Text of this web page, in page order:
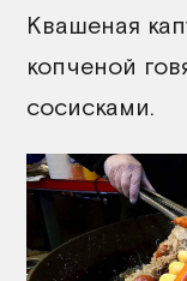
Квашеная
копченой
сосисками.